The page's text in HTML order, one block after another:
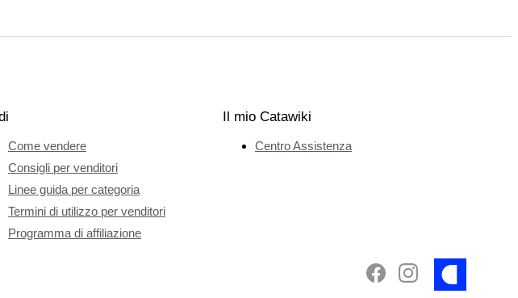
Come vendere
Consigli per venditori
Linee guida per categoria
Termini di utilizzo per venditori
Programma di affiliazione
Il mio Catawiki
Centro Assistenza